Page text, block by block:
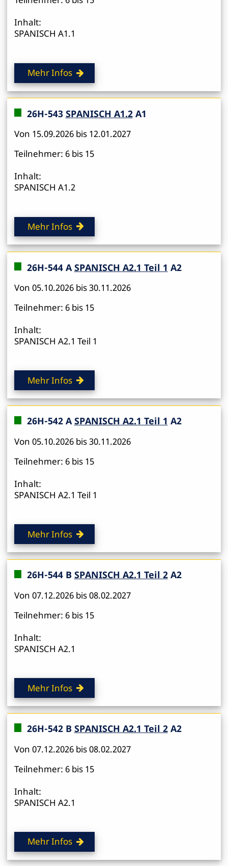
Inhalt:
SPANISCH A1.1
Mehr Infos
26H-543 SPANISCH A1.2A1
Von 15.09.2026 bis 12.01.2027
Teilnehmer: 6 bis 15
Inhalt:
SPANISCH A1.2
Mehr Infos
26H-544 A SPANISCH A2.1 Teil 1 A2
Von 05.10.2026 bis 30.11.2026
Teilnehmer: 6 bis 15
Inhalt:
SPANISCH A2.1 Teil 1
Mehr Infos
26H-542 ASPANISCH A2.1 Teil 1 A2
Von 05.10.2026 bis 30.11.2026
Teilnehmer: 6 bis 15
Inhalt:
SPANISCH A2.1 Teil 1
Mehr Infos
26H-544 B SPANISCH A2.1 Teil 2A2
Von 07.12.2026 bis 08.02.2027
Teilnehmer: 6 bis 15
Inhalt:
SPANISCH A2.1
Mehr Infos
26H-542 B SPANISCH A2.1 Teil 2A2
Von 07.12.2026 bis 08.02.2027
Teilnehmer: 6 bis 15
Inhalt:
SPANISCH A2.1
Mehr Infos